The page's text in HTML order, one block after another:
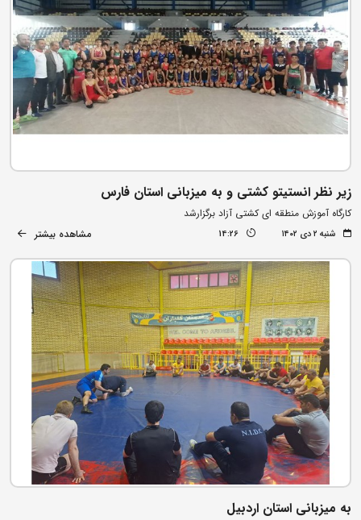
زیر نظر انستیتو کشتی و به میزبانی استان فارس
کارگاه آموزش منطقه ای کشتی آزاد برگزارشد
شنبه ۲ دی ۱۴۰۲ 14:26 مشاهده بیشتر
به میزبانی استان اردبیل